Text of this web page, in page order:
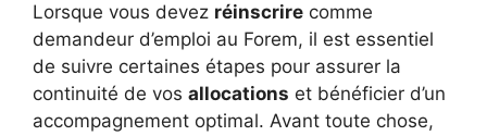
Lorsque vous devez réinscrire comme
demandeur d’emploi au Forem, il est essentiel
de suivre certaines étapes pour assurer la
continuité de vos allocations et bénéficier d’un
accompagnement optimal. Avant toute chose,